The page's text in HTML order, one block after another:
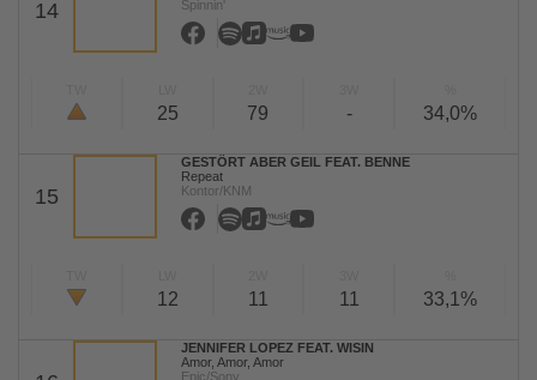
14
Spinnin'
25 79 - 34,0%
15
GESTÖRT ABER GEIL FEAT. BENNE
Repeat
Kontor/KNM
12 11 11 33,1%
JENNIFER LOPEZ FEAT. WISIN
Amor, Amor, Amor
Epic/Sony